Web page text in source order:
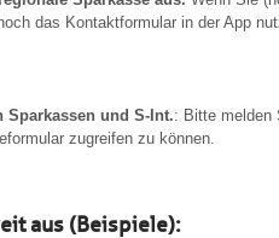
das Kontaktformular in der App
Sparkassen und S-Int.: Bitte melden
zugreifen zu können.
aus (Beispiele):